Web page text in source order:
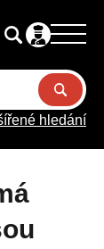
hledání